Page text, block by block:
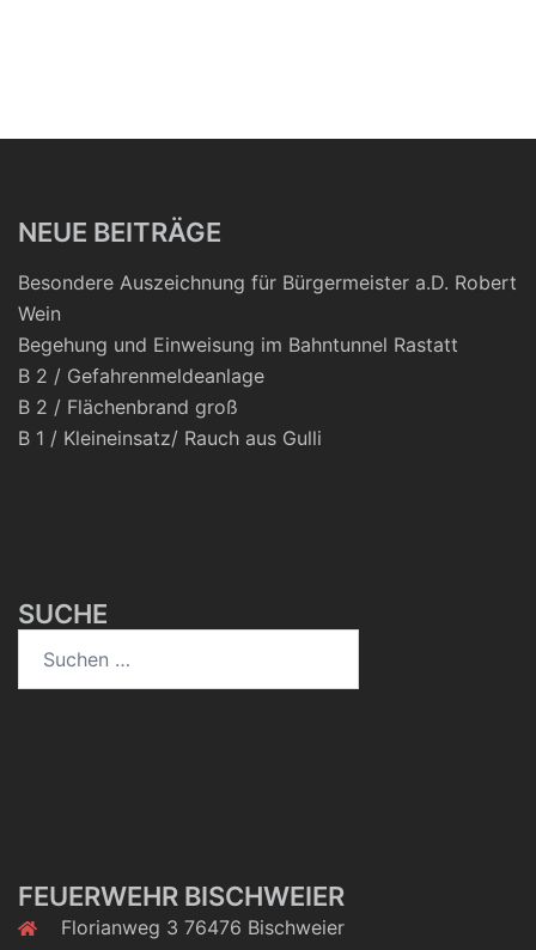
NEUE BEITRÄGE
Besondere Auszeichnung für Bürgermeister a.D. Robert
Wein
Begehung und Einweisung im Bahntunnel Rastatt
B 2 / Gefahrenmeldeanlage
B 2 / Flächenbrand groß
B 1 / Kleineinsatz/ Rauch aus Gulli
SUCHE
FEUERWEHR BISCHWEIER
Florianweg 3 76476 Bischweier